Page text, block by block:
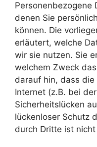
Personenbezogene
denen Sie
können. Die
erläutert, welche
wir sie nutzen. Sie
welchem Zweck
darauf hin, dass
Internet (z.B. bei
Sicherheitslücken
lückenloser Schutz
durch Dritte ist